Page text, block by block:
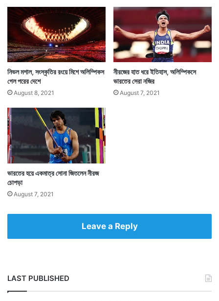
পাকিস্তানের হয়ে জ্যাভলিনে সোনা জিতে কার্যত পাকিস্তানের জন্য
সর্বকালের অলিম্পিকস রেকর্ড গড়লেন নাদিম। তিনিই হলেন
পাকিস্তানের প্রথম খেলোয়াড় যিনি ব্যক্তিগত বিভাগে সোনার পদক
এনে দিলেন পাকিস্তানকে।
প্যারিস অলিম্পিকস তার শেষলগ্নে পৌঁছে গেছে। ফলে ভারতের
আর সোনার পদক আসবে কিনা তা নিয়ে প্রশ্ন থেকেই যাচ্ছে।
নিভল মশাল, সংস্কৃতির রংয়ে মিশে অলিম্পিকস
গেল পরের দেশে
August 8, 2021
নীরজের হাত ধরে ইতিহাস, অলিম্পিকসে
ভারতের সেরা নজির
August 7, 2021
ভারতের হয়ে একমাত্র সোনা জিতলেন নীরজ
চোপড়া
August 7, 2021
Leave a Reply
LAST PUBLISHED